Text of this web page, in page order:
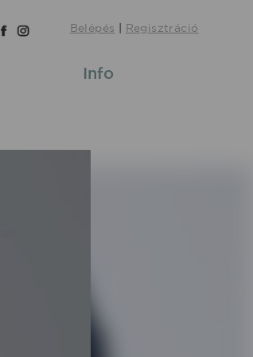
Belépés | Regisztráció
Info